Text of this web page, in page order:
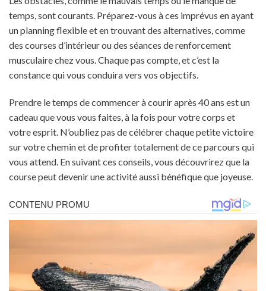
temps, sont courants. Préparez-vous à ces imprévus en ayant
un planning flexible et en trouvant des alternatives, comme
des courses d’intérieur ou des séances de renforcement
musculaire chez vous. Chaque pas compte, et c’est la
constance qui vous conduira vers vos objectifs.
Prendre le temps de commencer à courir après 40 ans est un
cadeau que vous vous faites, à la fois pour votre corps et
votre esprit. N’oubliez pas de célébrer chaque petite victoire
sur votre chemin et de profiter totalement de ce parcours qui
vous attend. En suivant ces conseils, vous découvrirez que la
course peut devenir une activité aussi bénéfique que joyeuse.